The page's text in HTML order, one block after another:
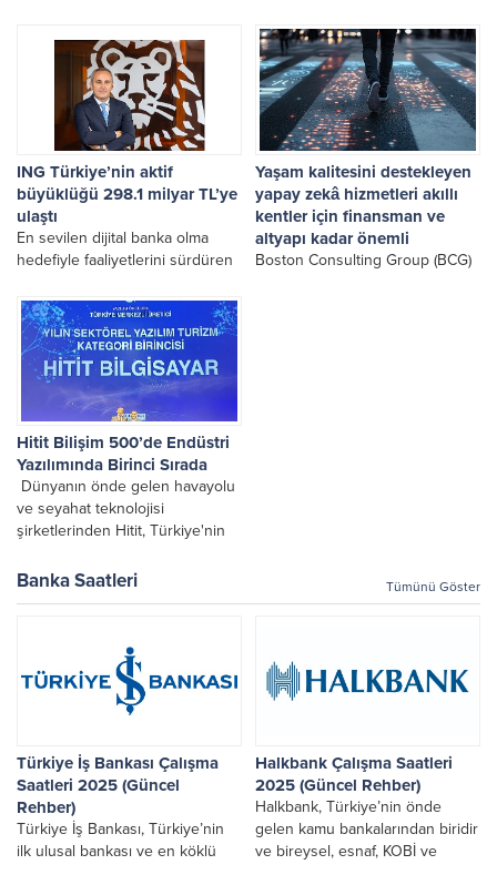
gösterdiği, arka arkaya baskı
yapan ve tüm gelirini Tüvana
Okuma İstekli Çocuk Eğitim Vakfı
(TOÇEV)'e bağışladığı 14'üncü
kitabı "Artık Üzülmeden Önce
Düşüneceğim"in...
ING Türkiye’nin aktif
büyüklüğü 298.1 milyar TL’ye
ulaştı
En sevilen dijital banka olma
hedefiyle faaliyetlerini sürdüren
yarısına ilişkin konsolide finansal
sonuçlarını açıkladı.
Yaşam kalitesini destekleyen
yapay zekâ hizmetleri akıllı
kentler için finansman ve
altyapı kadar önemli
Boston Consulting Group (BCG)
Hitit Bilişim 500’de Endüstri
Yazılımında Birinci Sırada
Dünyanın önde gelen havayolu
ve seyahat teknolojisi
şirketlerinden Hitit, Türkiye'nin
Araştırması kapsamında
ödülüne layık görüldü.
Banka Saatleri Tümünü Göster
Türkiye İş Bankası Çalışma
Saatleri 2025 (Güncel
Rehber)
Türkiye İş Bankası, Türkiye’nin
ilk ulusal bankası ve en köklü
Halkbank Çalışma Saatleri
2025 (Güncel Rehber)
Halkbank, Türkiye’nin önde
gelen kamu bankalarından biridir
ve bireysel, esnaf, KOBİ ve